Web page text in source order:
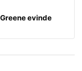
evinde